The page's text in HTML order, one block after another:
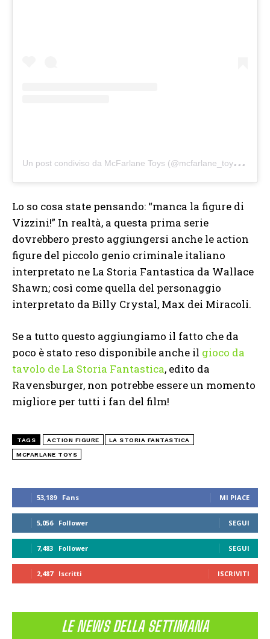
53,189 Fans MI PIACE
5,056 Follower SEGUI
7,483 Follower SEGUI
2,487 Iscritti ISCRIVITI
LE NEWS DELLA SETTIMANA
U
n post condiviso da McFarlane Toys (@mcfarlane_toys_official)
Lo so cosa state pensando: “manca la figure di
Vizzini!” In realtà, a questa prima serie
dovrebbero presto aggiungersi anche le action
figure del piccolo genio criminale italiano
interpretato ne La Storia Fantastica da Wallace
Shawn; così come quella del personaggio
interpretato da Billy Crystal, Max dei Miracoli.
Se a tutto questo aggiungiamo il fatto che da
poco è stato reso disponibile anche il gioco da
tavolo de La Storia Fantastica, edito da
Ravensburger, non potrebbe essere un momento
migliore per tutti i fan del film!
TAGS ACTION FIGURE LA STORIA FANTASTICA
MCFARLANE TOYS